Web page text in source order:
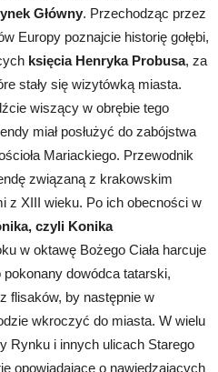
Główny. Przechodząc przez
Europy poznajcie historię gołębi,
księcia Henryka Probusa, za
stały się wizytówką miasta.
wiszący w obrębie tego
miał posłużyć do zabójstwa
Mariackiego. Przewodnik
związaną z krakowskim
z XIII wieku. Po ich obecności w
czyli Konika
w oktawę Bożego Ciała harcuje
dowódca tatarski,
flisaków, by następnie w
wkroczyć do miasta. W wielu
Rynku i innych ulicach Starego
opowiadające o nawiedzających